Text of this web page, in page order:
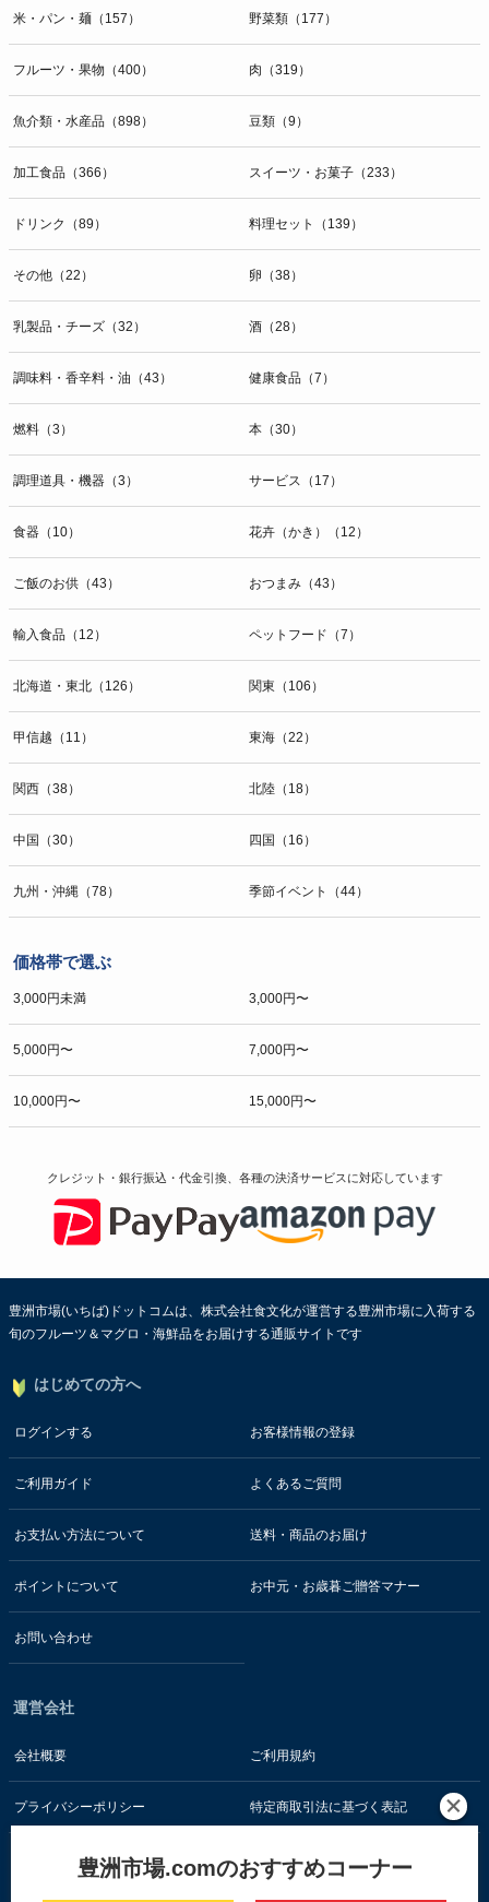
米・パン・麺（157） 野菜類（177）
フルーツ・果物（400） 肉（319）
魚介類・水産品（898） 豆類（9）
加工食品（366） スイーツ・お菓子（233）
ドリンク（89） 料理セット（139）
その他（22） 卵（38）
乳製品・チーズ（32） 酒（28）
調味料・香辛料・油（43） 健康食品（7）
燃料（3） 本（30）
調理道具・機器（3） サービス（17）
食器（10） 花卉（かき）（12）
ご飯のお供（43） おつまみ（43）
輸入食品（12） ペットフード（7）
北海道・東北（126） 関東（106）
甲信越（11） 東海（22）
関西（38） 北陸（18）
中国（30） 四国（16）
九州・沖縄（78） 季節イベント（44）
価格帯で選ぶ
3,000円未満 3,000円〜
5,000円〜 7,000円〜
10,000円〜 15,000円〜
クレジット・銀行振込・代金引換、各種の決済サービスに対応しています
豊洲市場(いちば)ドットコムは、株式会社食文化が運営する豊洲市場に入荷する
旬のフルーツ＆マグロ・海鮮品をお届けする通販サイトです
はじめての方へ
ログインする お客様情報の登録
ご利用ガイド よくあるご質問
お支払い方法について 送料・商品のお届け
ポイントについて お中元・お歳暮ご贈答マナー
お問い合わせ
運営会社
会社概要 ご利用規約
プライバシーポリシー 特定商取引法に基づく表記
豊洲市場.comのおすすめコーナー